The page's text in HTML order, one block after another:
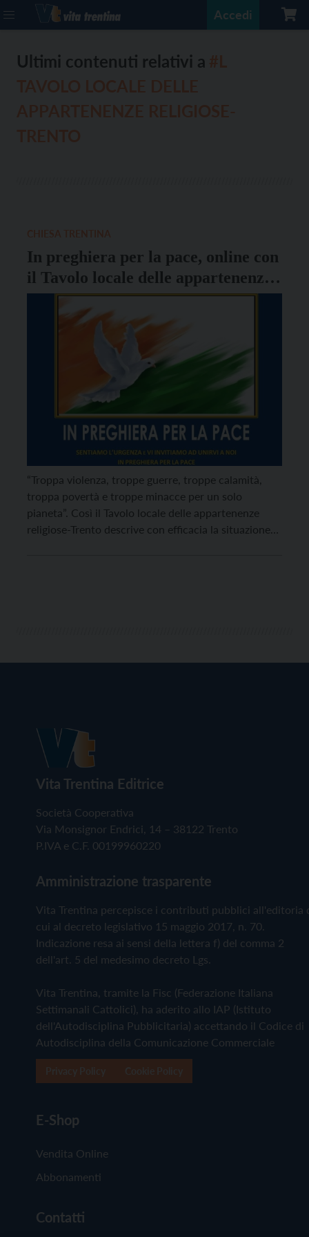
Accedi
Ultimi contenuti relativi a
In preghiera per la pace, online con
il Tavolo locale delle appartenenze
religiose-Trento
“Troppa violenza, troppe guerre, troppe calamità,
troppa povertà e troppe minacce per un solo
pianeta”. Così il Tavolo locale delle appartenenze
religiose-Trento descrive con efficacia la situazione
Vita Trentina Editrice
Società Cooperativa
Via Monsignor Endrici, 14 – 38122 Trento
P.IVA e C.F. 00199960220
Amministrazione trasparente
Vita Trentina percepisce i contributi pubblici all'editoria
cui al decreto legislativo 15 maggio 2017, n. 70.
Indicazione resa ai sensi della lettera f) del comma 2
dell'art. 5 del medesimo decreto Lgs.
Vita Trentina, tramite la Fisc (Federazione Italiana
Settimanali Cattolici), ha aderito allo IAP (Istituto
dell'Autodisciplina Pubblicitaria) accettando il Codice di
Autodisciplina della Comunicazione Commerciale
E-Shop
Vendita Online
Abbonamenti
Contatti